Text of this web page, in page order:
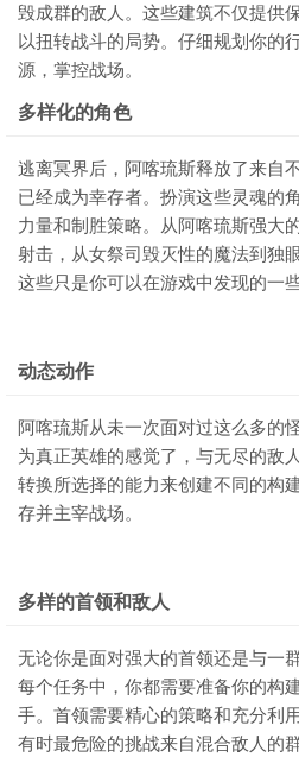
毁成群的敌人。这些建筑不仅提供
以扭转战斗的局势。仔细规划你的
源，掌控战场。
多样化的角色
逃离冥界后，阿喀琉斯释放了来自
已经成为幸存者。扮演这些灵魂的
力量和制胜策略。从阿喀琉斯强大
射击，从女祭司毁灭性的魔法到
这些只是你可以在游戏中发现的一些
动态动作
阿喀琉斯从未一次面对过这么多的
为真正英雄的感觉了，与无尽的敌
转换所选择的能力来创建不同的构
存并主宰战场。
多样的首领和敌人
无论你是面对强大的首领还是与一
每个任务中，你都需要准备你的构
手。首领需要精心的策略和充分利
有时最危险的挑战来自混合敌人的群